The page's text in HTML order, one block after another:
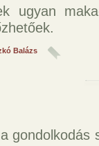
ugyan
Balázs
gondolkodás